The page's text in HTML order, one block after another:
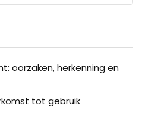
oorzaken, herkenning en
tot gebruik